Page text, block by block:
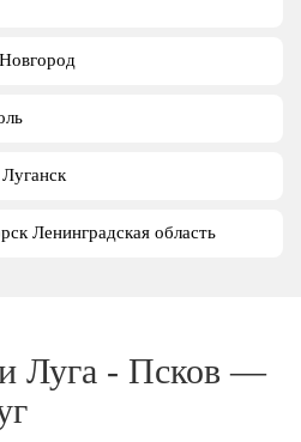
Ленинградская область
Луга - Псков —